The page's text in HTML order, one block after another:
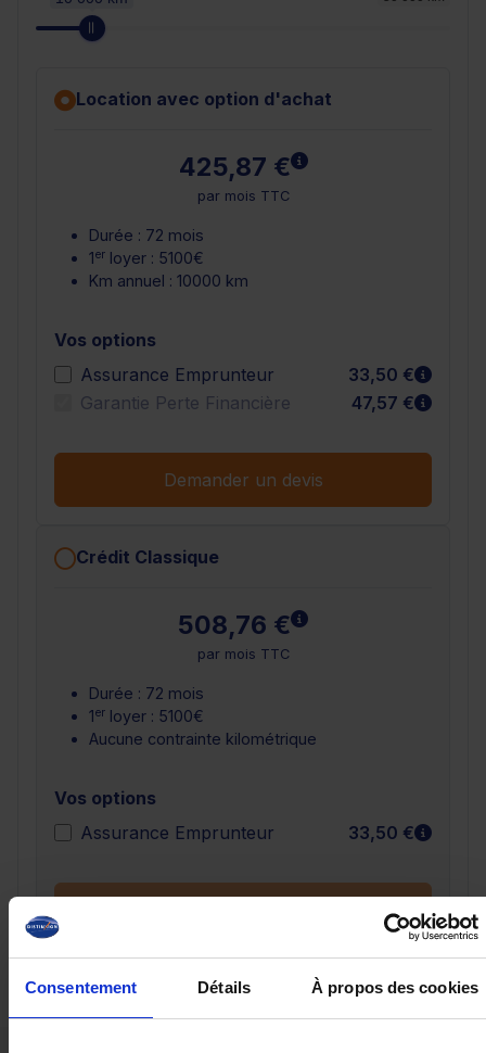
Consentement Détails À propos des cookies
Location avec option d'achat
425,87 € En savoir plus
par mois TTC
Durée : 72 mois
1er loyer : 5100€
Km annuel : 10000 km
Vos options
Assurance Emprunteur
33,50 €
En
Garantie Perte Financière
47,57 € En
Demander un devis
Crédit Classique
508,76 € En savoir plus
par mois TTC
Durée : 72 mois
1er loyer : 5100€
Aucune contrainte kilométrique
Vos options
Assurance Emprunteur
33,50 € En